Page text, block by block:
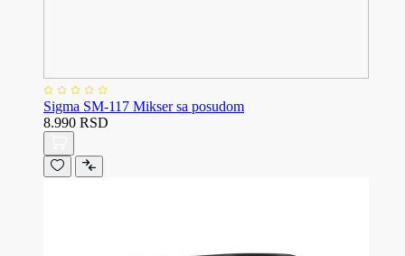
Sigma SM-117 Mikser sa posudom
8.990 RSD